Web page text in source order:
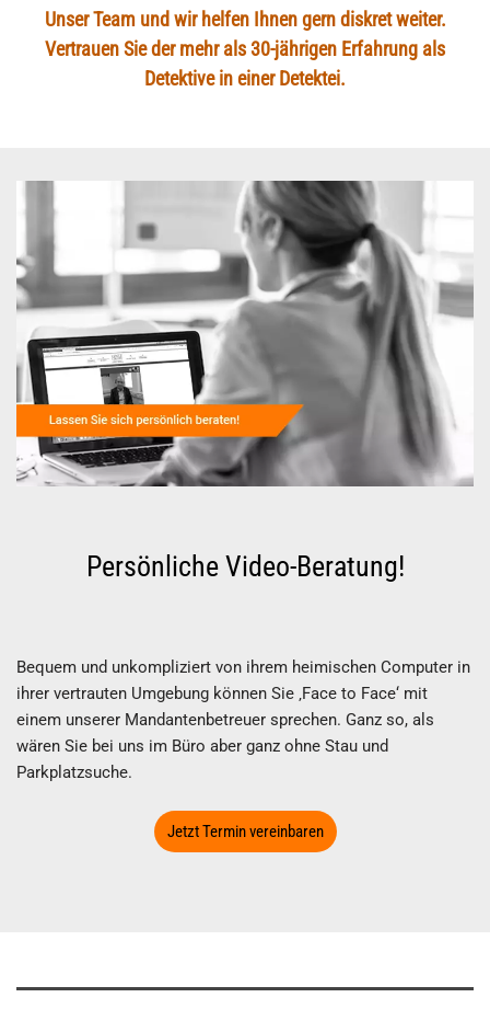
Unser Team und wir helfen Ihnen gern diskret weiter.
Vertrauen Sie der mehr als 30-jährigen Erfahrung als
Detektive in einer Detektei.
Persönliche Video-Beratung!
Bequem und unkompliziert von ihrem heimischen Computer in
ihrer vertrauten Umgebung können Sie ‚Face to Face‘ mit
einem unserer Mandantenbetreuer sprechen. Ganz so, als
wären Sie bei uns im Büro aber ganz ohne Stau und
Parkplatzsuche.
Jetzt Termin vereinbaren